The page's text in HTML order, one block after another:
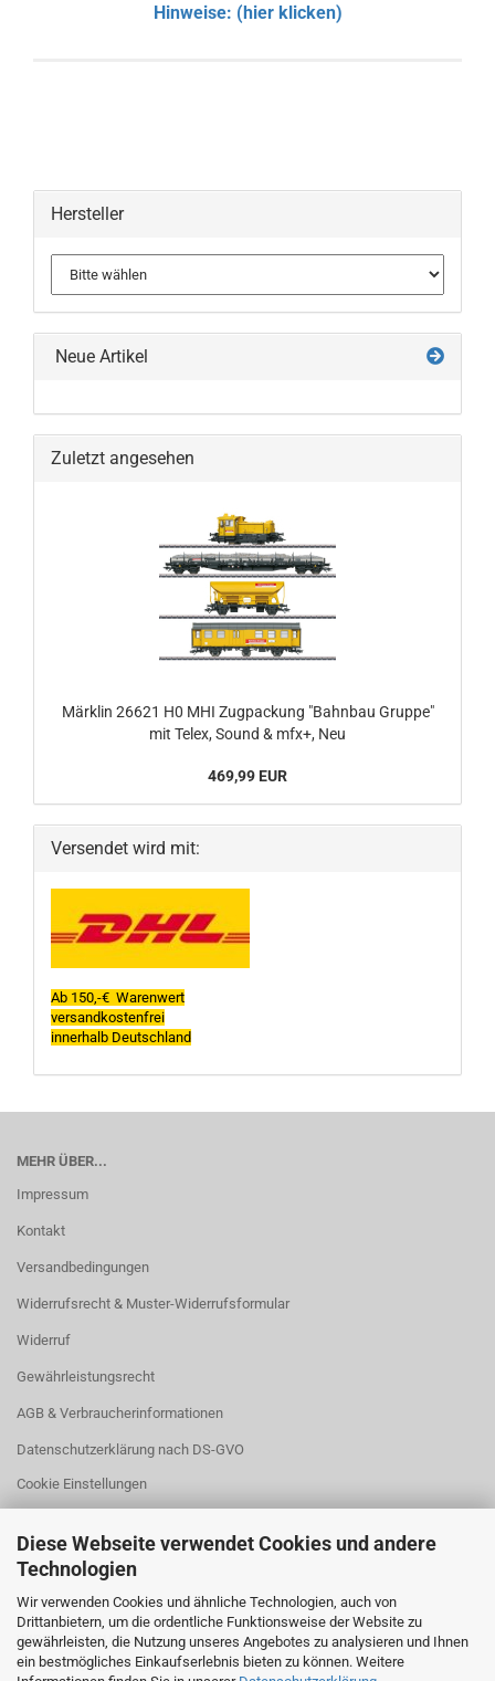
Diese Webseite verwendet Cookies und andere
Technologien
Wir verwenden Cookies und ähnliche Technologien, auch von
Drittanbietern, um die ordentliche Funktionsweise der Website zu
gewährleisten, die Nutzung unseres Angebotes zu analysieren und Ihnen
ein bestmögliches Einkaufserlebnis bieten zu können. Weitere
Hinweise: (hier klicken)
Hersteller
Neue Artikel
Zuletzt angesehen
Märklin 26621 H0 MHI Zugpackung "Bahnbau Gruppe"
mit Telex, Sound & mfx+, Neu
469,99 EUR
Versendet wird mit:
Ab 150,-€ Warenwert
versandkostenfrei
innerhalb Deutschland
MEHR ÜBER...
Impressum
Kontakt
Versandbedingungen
Widerrufsrecht & Muster-Widerrufsformular
Widerruf
Gewährleistungsrecht
AGB & Verbraucherinformationen
Datenschutzerklärung nach DS-GVO
Cookie Einstellungen
WIDERRUFSBUTTON
Klicken Sie auf den Button,